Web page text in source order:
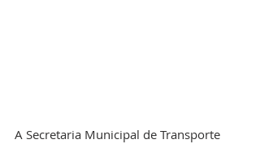
A Secretaria Municipal de Transporte